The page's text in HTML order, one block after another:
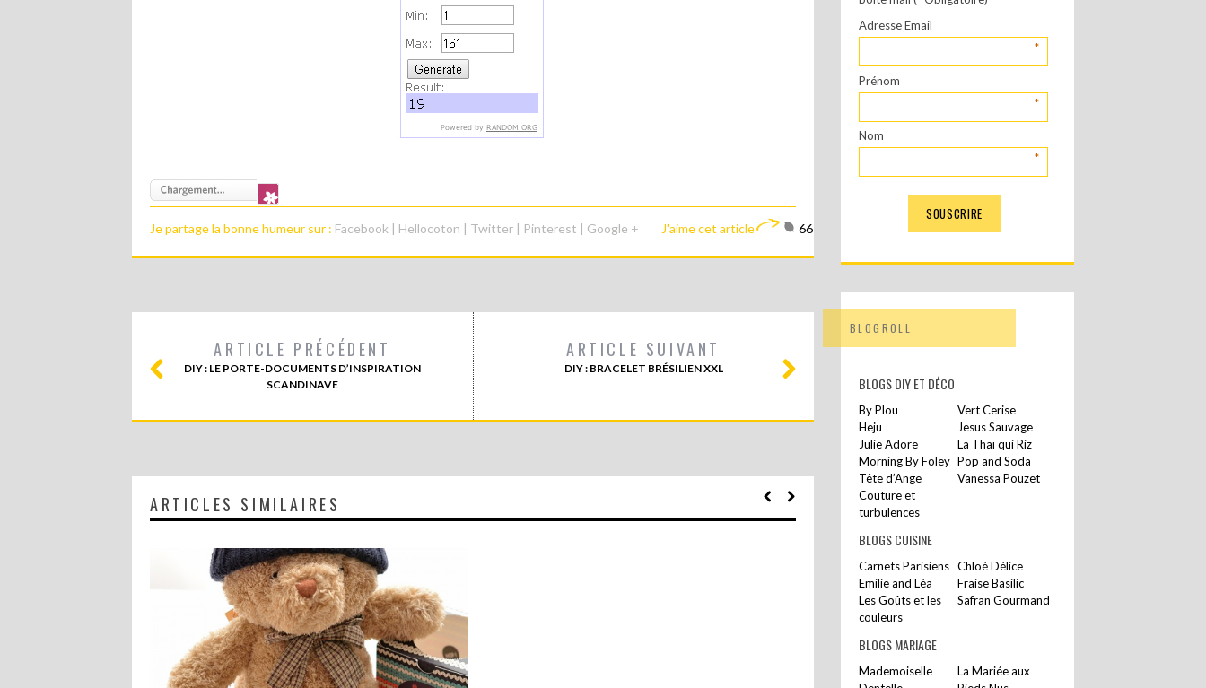
Je partage la bonne humeur sur : Facebook | Hellocoton | Twitter | Pinterest | Google + J'aime cet article 66
ARTICLE PRÉCÉDENT
DIY : LE PORTE-DOCUMENTS D’INSPIRATION
SCANDINAVE
ARTICLE SUIVANT
DIY : BRACELET BRÉSILIEN XXL
ARTICLES SIMILAIRES
Adresse Email
*
Prénom
*
Nom
*
BLOGROLL
BLOGS DIY ET DÉCO
By Plou
Vert Cerise
Heju
Jesus Sauvage
Julie Adore
La Thaï qui Riz
Morning By Foley Pop and Soda
Tête d’Ange
Vanessa Pouzet
Couture et
turbulences
BLOGS CUISINE
Carnets Parisiens Chloé Délice
Emilie and Léa
Fraise Basilic
Les Goûts et les
couleurs
Safran Gourmand
BLOGS MARIAGE
Mademoiselle
La Mariée aux